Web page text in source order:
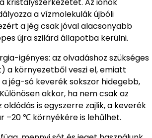
a vízmolekulák újbóli
a jég csak jóval alacsonyabb
újra szilárd állapotba kerülni.
igényes: az olvadáshoz szükséges
a környezetből veszi el, emiatt
jég-só keverék sokszor hidegebb,
akkor, ha nem csak az
oldódás is egyszerre zajlik, a keverék
–20 ℃ környékére is lehűlhet.